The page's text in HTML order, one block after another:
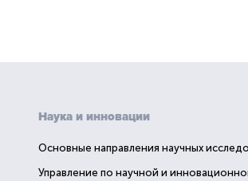
Наука и инновации
Основные направления научных
Управление по научной и